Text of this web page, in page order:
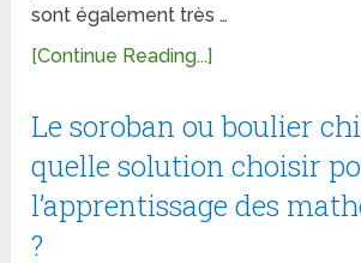
sont également très …
[Continue Reading...]
Le soroban ou boulier
quelle solution choisir
l’apprentissage des
?